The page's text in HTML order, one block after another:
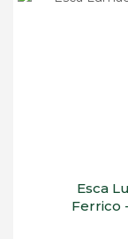
Esca
Ferrico